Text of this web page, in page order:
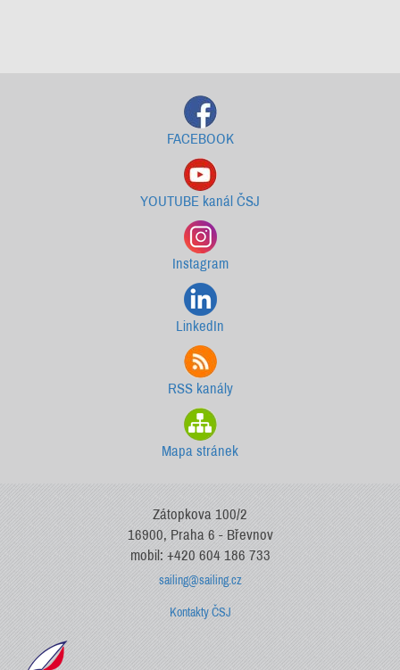
FACEBOOK
YOUTUBE kanál ČSJ
Instagram
LinkedIn
RSS kanály
Mapa stránek
Zátopkova 100/2
16900, Praha 6 - Břevnov
mobil: +420 604 186 733
sailing@sailing.cz
Kontakty ČSJ